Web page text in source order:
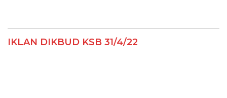
IKLAN DIKBUD KSB 31/4/22